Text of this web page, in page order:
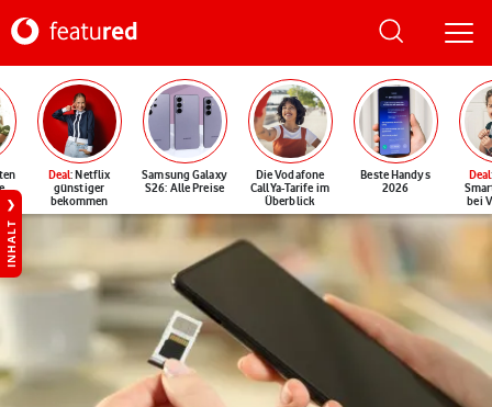
Deal: Netflix
günstiger
bekommen
Samsung Galaxy
S26: Alle Preise
Die Vodafone
CallYa-Tarife im
Überblick
Beste Handys
2026
Deal
bei
INHALT